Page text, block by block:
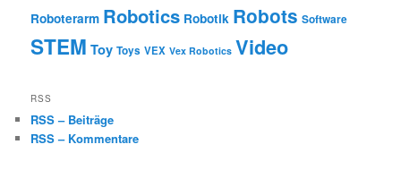
Roboterarm Robotics Robotik Robots Software
STEM Toy Toys VEX Vex Robotics Video
RSS
RSS – Beiträge
RSS – Kommentare